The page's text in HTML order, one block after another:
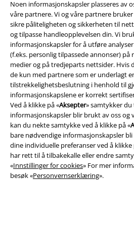
Noen informasjonskapsler plasseres av
våre partnere. Vi og våre partnere
sikre påliteligheten og sikkerheten til
og tilpasse handleopplevelsen din. Vi
informasjonskapsler for å utføre
(f.eks. personlig tilpassede annonser) på
medier og på tredjeparts nettsider. Hvis
de kun med partnere som er underlagt
tilstrekkelighetsbeslutning i henhold til
informasjonskapslene er korrekt
Ved å klikke på «Aksepter» samtykker
informasjonskapsler blir brukt av oss og
kan du nekte samtykke ved å klikke på «
bare nødvendige informasjonskapsler
dine individuelle preferanser ved å klikke
har rett til å tilbakekalle eller endre
«Innstillinger for cookies» For mer
besøk «Personvernserklæring».
Juridisk informasjon/Vilkår
Vilkår
Impressum
Konfidensialitetserklæring
Avfallshåndtering og miljøbeskyttelse
Samsvarserklæring